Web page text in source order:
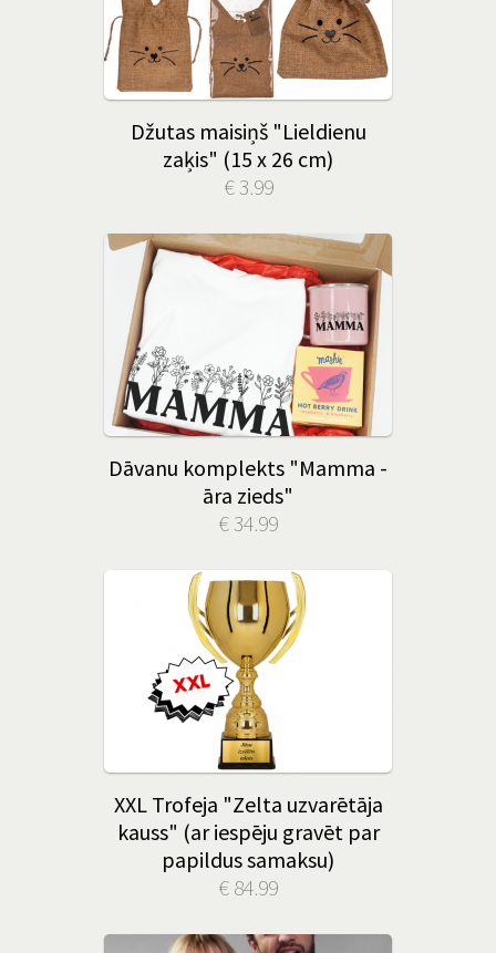
Džutas maisiņš "Lieldienu
zaķis" (15 x 26 cm)
€ 3.99
Dāvanu komplekts "Mamma -
āra zieds"
€ 34.99
XXL Trofeja "Zelta uzvarētāja
kauss" (ar iespēju gravēt par
papildus samaksu)
€ 84.99